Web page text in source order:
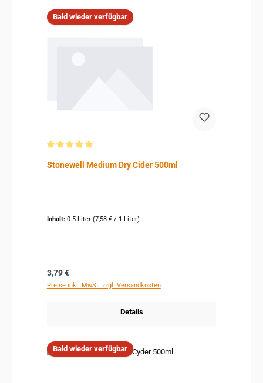
Bald wieder verfügbar
Stonewell Medium Dry Cider 500ml
Inhalt: 0.5 Liter (7,58 € / 1 Liter)
Regulärer Preis:
3,79 €
Preise inkl. MwSt. zzgl. Versandkosten
Details
Bald wieder verfügbar